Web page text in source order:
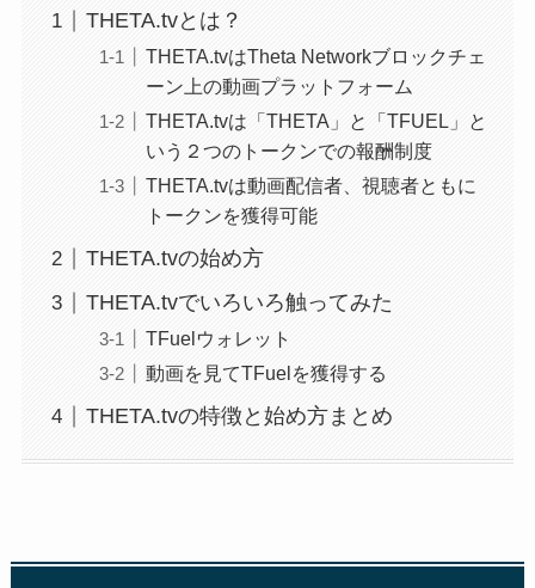
THETA.tvとは？
THETA.tvはTheta Networkブロックチェ
ーン上の動画プラットフォーム
THETA.tvは「THETA」と「TFUEL」と
いう２つのトークンでの報酬制度
THETA.tvは動画配信者、視聴者ともに
トークンを獲得可能
THETA.tvの始め方
THETA.tvでいろいろ触ってみた
TFuelウォレット
動画を見てTFuelを獲得する
THETA.tvの特徴と始め方まとめ